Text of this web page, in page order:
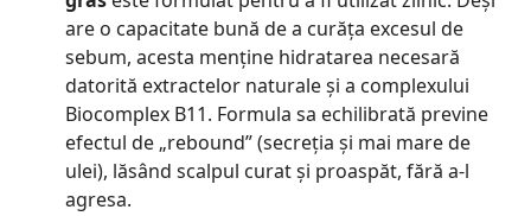
are o capacitate bună de a curăța excesul de
sebum, acesta menține hidratarea necesară
datorită extractelor naturale și a complexului
Biocomplex B11. Formula sa echilibrată previne
efectul de „rebound” (secreția și mai mare de
ulei), lăsând scalpul curat și proaspăt, fără a-l
agresa.